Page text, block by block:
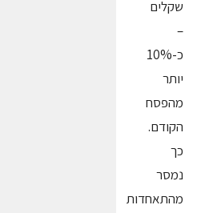
שקלים
–
כ-10%
יותר
מהפסח
הקודם.
כך
נמסר
מהתאחדות